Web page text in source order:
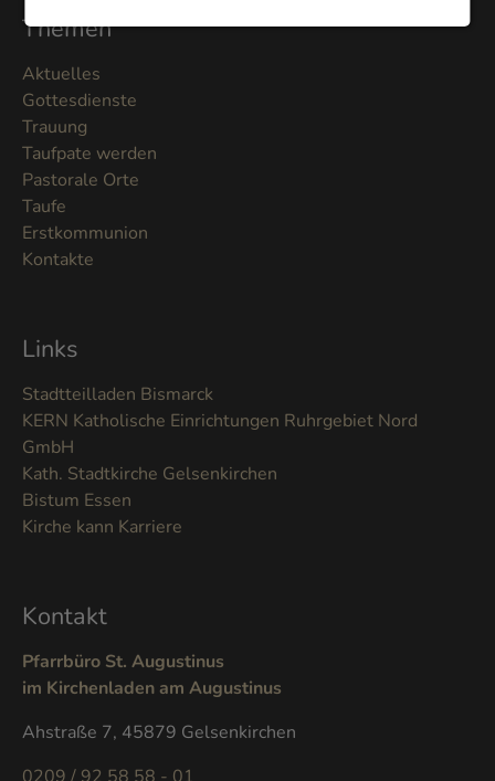
Themen
Aktuelles
Gottesdienste
Trauung
Taufpate werden
Pastorale Orte
Taufe
Erstkommunion
Kontakte
Links
Stadtteilladen Bismarck
KERN Katholische Einrichtungen Ruhrgebiet Nord
GmbH
Kath. Stadtkirche Gelsenkirchen
Bistum Essen
Kirche kann Karriere
Kontakt
Pfarrbüro St. Augustinus
im Kirchenladen am Augustinus
Ahstraße 7, 45879 Gelsenkirchen